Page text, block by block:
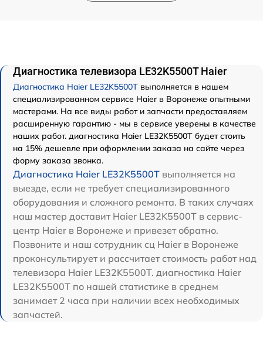
Диагностика телевизора LE32K5500T Haier
Диагностика Haier LE32K5500T выполняется в нашем
специализированном сервисе Haier в Воронеже опытными
мастерами. На все виды работ и запчасти предоставляем
расширенную гарантию - мы в сервисе уверены в качестве
наших работ. диагностика Haier LE32K5500T будет стоить
на 15% дешевле при оформлении заказа на сайте через
форму заказа звонка.
Диагностика Haier LE32K5500T выполняется на
выезде, если не требует специализированного
оборудования и сложного ремонта. В таких случаях
наш мастер доставит Haier LE32K5500T в сервис-
центр Haier в Воронеже и привезет обратно.
Позвоните и наш сотрудник сц Haier в Воронеже
проконсультирует и рассчитает стоимость работ над
телевизора Haier LE32K5500T. диагностика Haier
LE32K5500T по нашей статистике в среднем
занимает 2 часа при наличии всех необходимых
запчастей.